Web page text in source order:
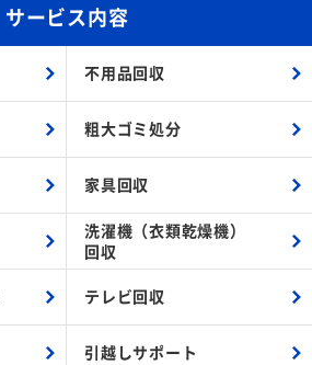
サービス内容
不用品回収
粗大ゴミ処分
家具回収
洗濯機（衣類乾燥機）
回収
テレビ回収
引越しサポート